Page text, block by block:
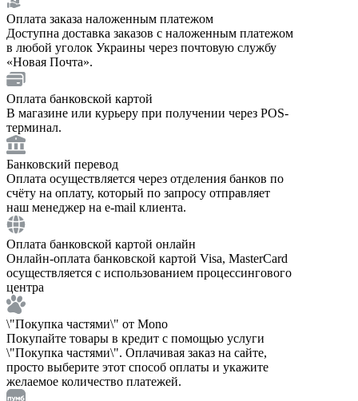
Оплата заказа наложенным платежом
Доступна доставка заказов с наложенным платежом
в любой уголок Украины через почтовую службу
«Новая Почта».
Оплата банковской картой
В магазине или курьеру при получении через POS-
терминал.
Банковский перевод
Оплата осуществляется через отделения банков по
счёту на оплату, который по запросу отправляет
наш менеджер на e-mail клиента.
Оплата банковской картой онлайн
Онлайн-оплата банковской картой Visa, MasterCard
осуществляется с использованием процессингового
центра
\"Покупка частями\" от Mono
Покупайте товары в кредит с помощью услуги
\"Покупка частями\". Оплачивая заказ на сайте,
просто выберите этот способ оплаты и укажите
желаемое количество платежей.